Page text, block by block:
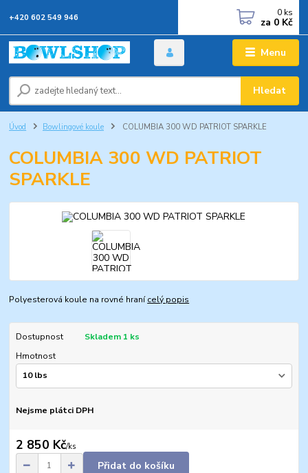
Menu
Hledat
+420 602 549 946 0 ks
za 0 Kč
Úvod Bowlingové koule COLUMBIA 300 WD PATRIOT SPARKLE
COLUMBIA 300 WD PATRIOT
SPARKLE
Polyesterová koule na rovné hranícelý popis
Dostupnost
Skladem 1 ks
Hmotnost
Nejsme plátci DPH
2 850 Kč/ks
Přidat do košíku